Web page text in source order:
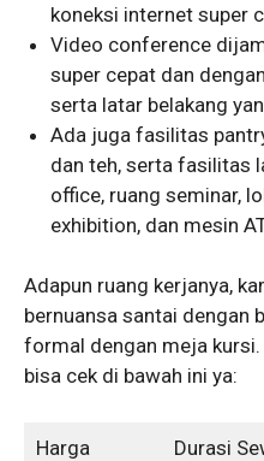
koneksi internet super
Video conference
super cepat dan
serta latar belakang
Ada juga fasilitas
dan teh, serta fasilitas
office, ruang seminar,
exhibition, dan mesin
Adapun ruang kerjanya,
bernuansa santai dengan
formal dengan meja
bisa cek di bawah ini ya:
Harga Durasi